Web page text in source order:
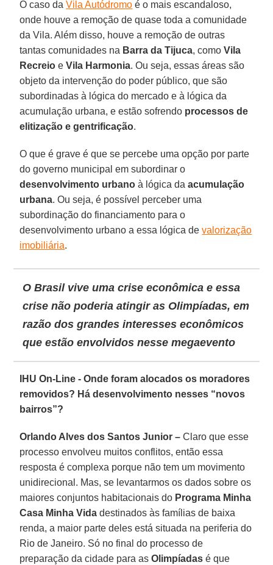
O caso da Vila Autódromo é o mais escandaloso,
onde houve a remoção de quase toda a comunidade
da Vila. Além disso, houve a remoção de outras
tantas comunidades na Barra da Tijuca, comoVila
Recreio eVila Harmonia. Ou seja, essas áreas são
objeto da intervenção do poder público, que são
subordinadas à lógica do mercado e à lógica da
acumulação urbana, e estão sofrendo processos de
elitização e gentrificação.
O que é grave é que se percebe uma opção por parte
do governo municipal em subordinar o
desenvolvimento urbano à lógica daacumulação
urbana. Ou seja, é possível perceber uma
subordinação do financiamento para o
desenvolvimento urbano a essa lógica devalorização
imobiliária.
O Brasil vive uma crise econômica e essa
crise não poderia atingir as Olimpíadas, em
razão dos grandes interesses econômicos
que estão envolvidos nesse megaevento
IHU On-Line - Onde foram alocados os moradores
removidos? Há desenvolvimento nesses “novos
bairros”?
Orlando Alves dos Santos Junior – Claro que esse
processo envolveu muitos conflitos, então essa
resposta é complexa porque não tem um movimento
unidirecional. Mas, se levantarmos os dados sobre os
maiores conjuntos habitacionais do Programa Minha
Casa Minha Vida destinados às famílias de baixa
renda, a maior parte deles está situada na periferia do
Rio de Janeiro. Só no final do processo de
preparação da cidade para asOlimpíadas é que